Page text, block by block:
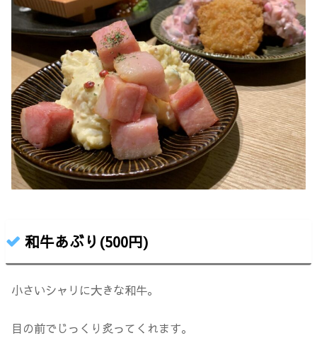
和牛あぶり(500円)
小さいシャリに大きな和牛。
目の前でじっくり炙ってくれます。